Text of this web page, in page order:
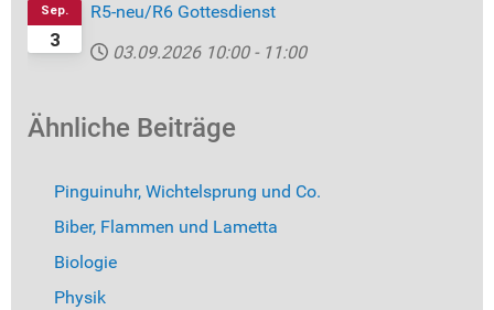
3
Sep.
R5-neu/R6 Gottesdienst
03.09.2026 10:00 - 11:00
Ähnliche Beiträge
Pinguinuhr, Wichtelsprung und Co.
Biber, Flammen und Lametta
Biologie
Physik